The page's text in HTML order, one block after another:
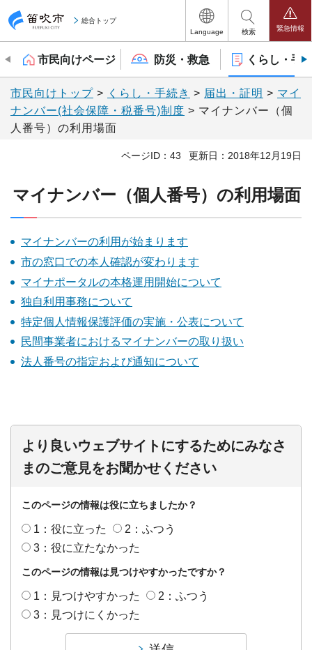
笛吹市
総合トップ
Language
検索 緊急情報
市民向けページ 防災・救急 くらし・手
市民向けトップ > くらし・手続き > 届出・証明 > マイ
ナンバー(社会保障・税番号)制度 > マイナンバー（個
人番号）の利用場面
ページID：43 更新日：2018年12月19日
マイナンバー（個人番号）の利用場面
マイナンバーの利用が始まります
市の窓口での本人確認が変わります
マイナポータルの本格運用開始について
独自利用事務について
特定個人情報保護評価の実施・公表について
民間事業者におけるマイナンバーの取り扱い
法人番号の指定および通知について
より良いウェブサイトにするためにみなさ
まのご意見をお聞かせください
このページの情報は役に立ちましたか？
1：役に立った
2：ふつう
3：役に立たなかった
このページの情報は見つけやすかったですか？
1：見つけやすかった
2：ふつう
3：見つけにくかった